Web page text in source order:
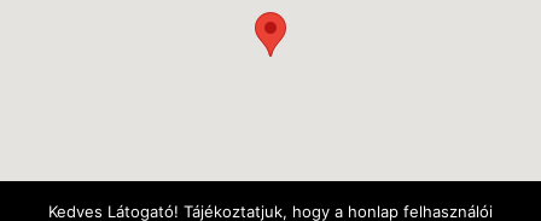
Kedves Látogató! Tájékoztatjuk, hogy a honlap felhasználói